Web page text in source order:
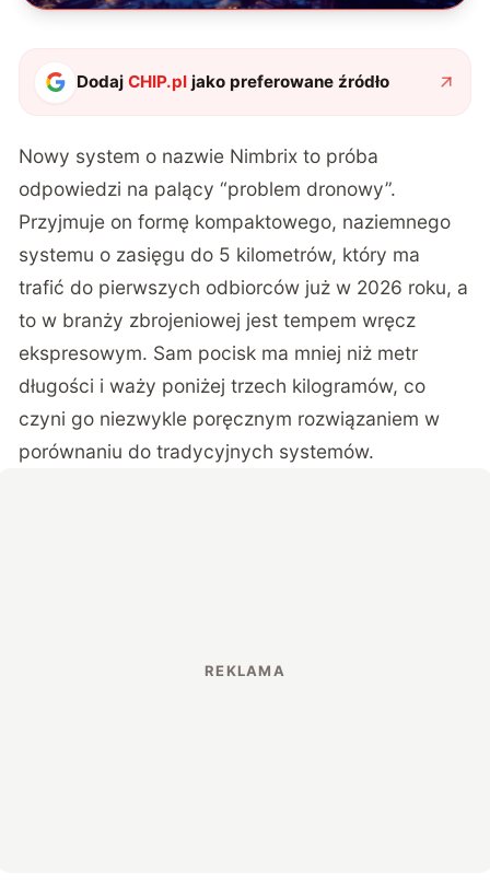
DodajCHIP.pl jako preferowane źródło
Nowy system o nazwie Nimbrix to próba
odpowiedzi na palący “problem dronowy”.
Przyjmuje on formę kompaktowego, naziemnego
systemu o zasięgu do 5 kilometrów, który ma
trafić do pierwszych odbiorców już w 2026 roku, a
to w branży zbrojeniowej jest tempem wręcz
ekspresowym. Sam pocisk ma mniej niż metr
długości i waży poniżej trzech kilogramów, co
czyni go niezwykle poręcznym rozwiązaniem w
porównaniu do tradycyjnych systemów.